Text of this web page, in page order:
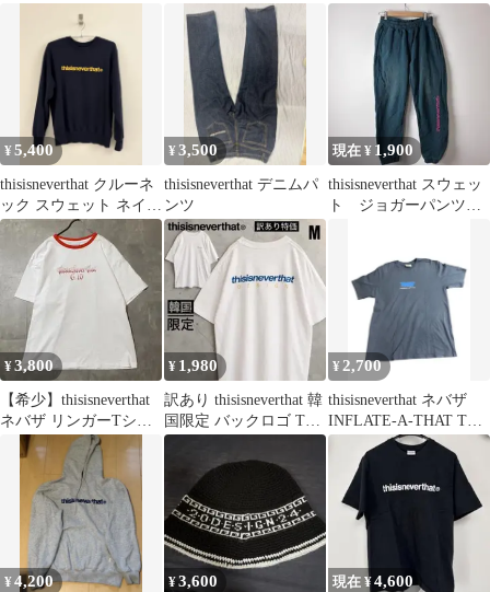
ベージュ ロゴ
¥5,400
thisisneverthat クルーネ
ック スウェット ネイビ
ー M
¥3,500
thisisneverthat デニムパ
ンツ
現在 ¥ 1,900
thisisneverthat スウェッ
ト ジョガーパンツ
¥3,800
【希少】thisisneverthat
ネバザ リンガーTシャ
ツ ホワイト M
¥ 1,980
訳あり thisisneverthat 韓
国限定 バックロゴ Tシ
ャツ 白 M
¥ 2,700
thisisneverthat ネバザ
INFLATE-A-THAT Tシ
ャツ
¥4,200 ¥3,600 現在 ¥4,600